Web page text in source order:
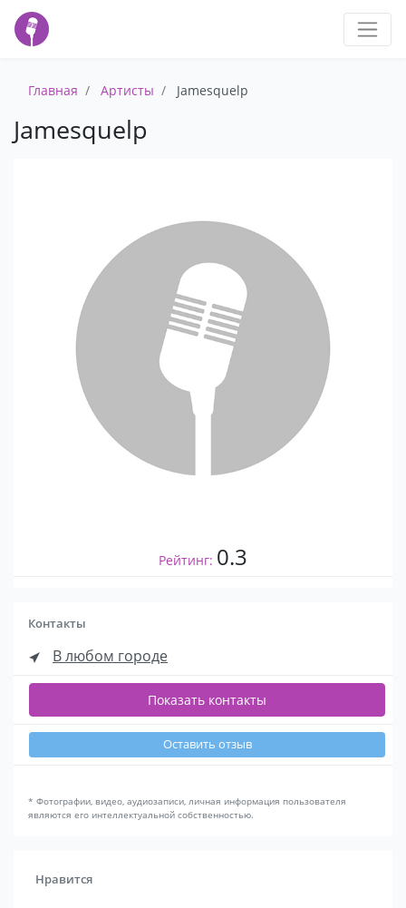
Главная Артисты Jamesquelp
Jamesquelp
Рейтинг: 0.3
Контакты
В любом городе
Показать контакты
Оставить отзыв
* Фотографии, видео, аудиозаписи, личная информация пользователя
являются его интеллектуальной собственностью.
Нравится